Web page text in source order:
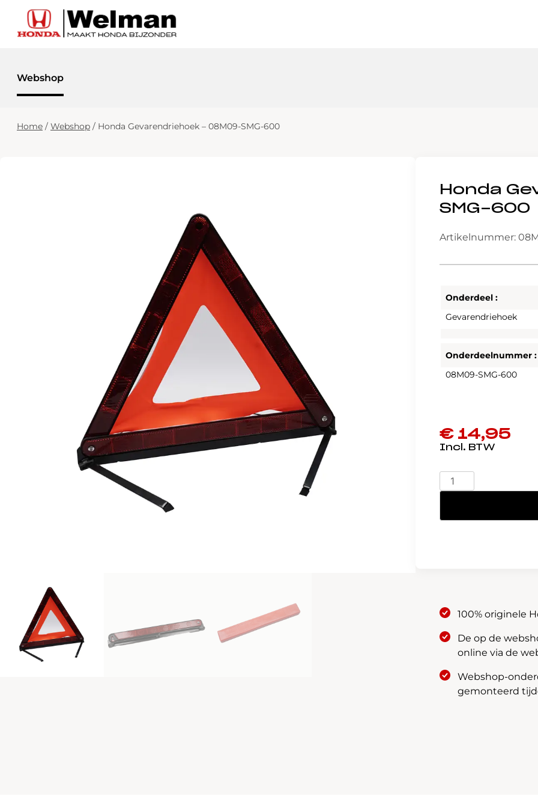
Webshop
Home / Webshop / Honda Gevarendriehoek – 08M09-SMG-600
Honda
SMG-600
Artikelnummer:
Onderdeel :
Gevarendriehoek
Onderdeelnummer :
08M09-SMG-600
€14,95
Honda
Gevarendriehoek
08M09-
100% originele
De op de
online via de
Webshop-
gemonteerd